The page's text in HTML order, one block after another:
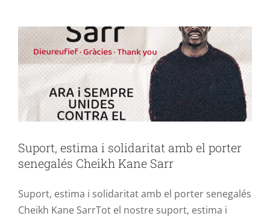
Suport, estima i solidaritat amb el porter
senegalés Cheikh Kane Sarr
Suport, estima i solidaritat amb el porter senegalés
Cheikh Kane SarrTot el nostre suport, estima i